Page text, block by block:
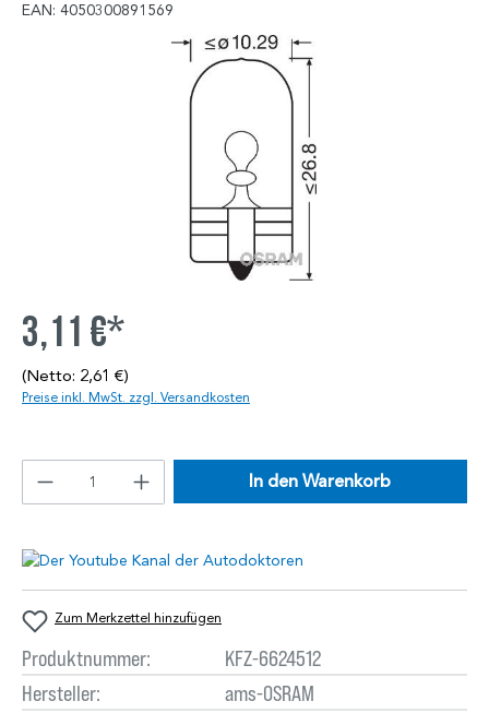
EAN: 4050300891569
3,11 €*
(Netto: 2,61 €)
Preise inkl. MwSt. zzgl. Versandkosten
In den Warenkorb
Zum Merkzettel hinzufügen
Produktnummer:
KFZ-6624512
Hersteller:
ams-OSRAM